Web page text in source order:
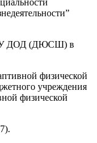
ДОД (ДЮСШ) в
физической
учреждения
физической